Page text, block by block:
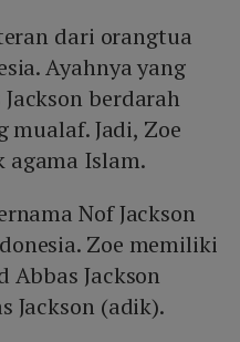
dari orangtua
Ayahnya yang
berdarah
mualaf. Jadi, Zoe
agama Islam.
Nof Jackson
Zoe memiliki
Abbas Jackson
Jackson (adik).